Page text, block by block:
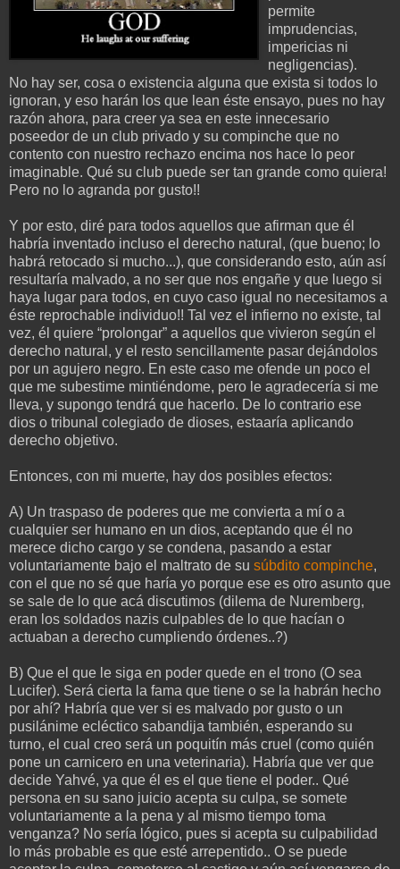
permite
imprudencias,
impericias ni
negligencias).
No hay ser, cosa o existencia alguna que exista si todos lo
ignoran, y eso harán los que lean éste ensayo, pues no hay
razón ahora, para creer ya sea en este innecesario
poseedor de un club privado y su compinche que no
contento con nuestro rechazo encima nos hace lo peor
imaginable. Qué su club puede ser tan grande como quiera!
Pero no lo agranda por gusto!!
Y por esto, diré para todos aquellos que afirman que él
habría inventado incluso el derecho natural, (que bueno; lo
habrá retocado si mucho...), que considerando esto, aún así
resultaría malvado, a no ser que nos engañe y que luego si
haya lugar para todos, en cuyo caso igual no necesitamos a
éste reprochable individuo!! Tal vez el infierno no existe, tal
vez, él quiere “prolongar” a aquellos que vivieron según el
derecho natural, y el resto sencillamente pasar dejándolos
por un agujero negro. En este caso me ofende un poco el
que me subestime mintiéndome, pero le agradecería si me
lleva, y supongo tendrá que hacerlo. De lo contrario ese
dios o tribunal colegiado de dioses, estaaría aplicando
derecho objetivo.
Entonces, con mi muerte, hay dos posibles efectos:
A) Un traspaso de poderes que me convierta a mí o a
cualquier ser humano en un dios, aceptando que él no
merece dicho cargo y se condena, pasando a estar
voluntariamente bajo el maltrato de su súbdito compinche,
con el que no sé que haría yo porque ese es otro asunto que
se sale de lo que acá discutimos (dilema de Nuremberg,
eran los soldados nazis culpables de lo que hacían o
actuaban a derecho cumpliendo órdenes..?)
B) Que el que le siga en poder quede en el trono (O sea
Lucifer). Será cierta la fama que tiene o se la habrán hecho
por ahí? Habría que ver si es malvado por gusto o un
pusilánime ecléctico sabandija también, esperando su
turno, el cual creo será un poquitín más cruel (como quién
pone un carnicero en una veterinaria). Habría que ver que
decide Yahvé, ya que él es el que tiene el poder.. Qué
persona en su sano juicio acepta su culpa, se somete
voluntariamente a la pena y al mismo tiempo toma
venganza? No sería lógico, pues si acepta su culpabilidad
lo más probable es que esté arrepentido.. O se puede